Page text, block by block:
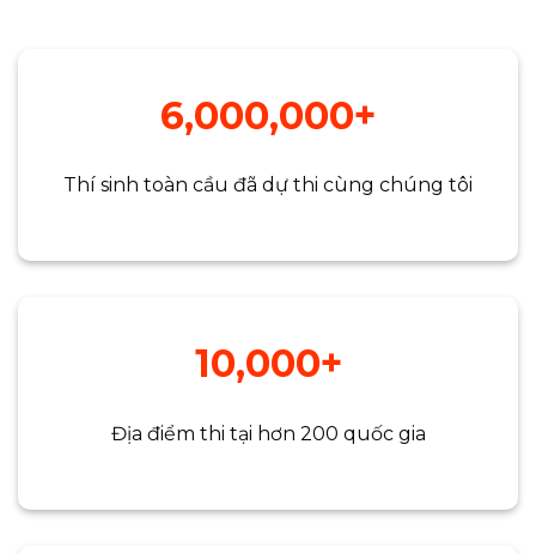
6,000,000+
Thí sinh toàn cầu đã dự thi cùng chúng tôi
10,000+
Địa điểm thi tại hơn 200 quốc gia